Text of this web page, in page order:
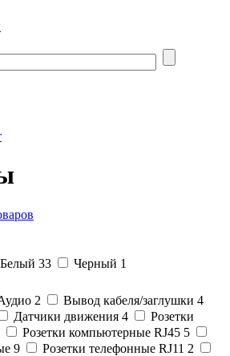
Белый 33 Черный 1
2 Вывод кабеля/заглушки 4
Датчики движения 4
Розетки
Розетки компьютерные RJ45 5
9 Розетки телефонные RJ11 2